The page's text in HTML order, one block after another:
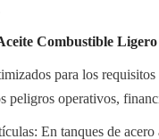
Combustible
para los
operativos,
En tanques de